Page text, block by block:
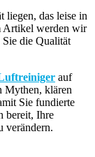
liegen, das leise in
Artikel werden wir
die Qualität
auf
Mythen, klären
Sie fundierte
bereit, Ihre
verändern.